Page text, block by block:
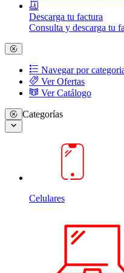
Descarga tu factura
Consulta y descarga tu
Navegar por
Ver Ofertas
Ver Catálogo
Categorías
Celulares